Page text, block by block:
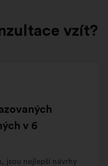
vzít?
v 6
jsou nejlepší návrhy